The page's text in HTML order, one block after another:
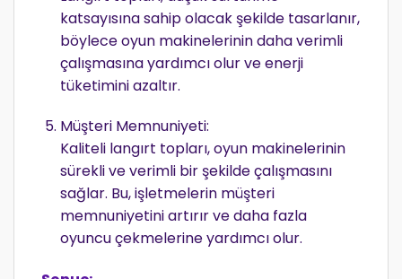
katsayısına sahip olacak şekilde tasarlanır,
böylece oyun makinelerinin daha verimli
çalışmasına yardımcı olur ve enerji
tüketimini azaltır.
Müşteri Memnuniyeti:
Kaliteli langırt topları, oyun makinelerinin
sürekli ve verimli bir şekilde çalışmasını
sağlar. Bu, işletmelerin müşteri
memnuniyetini artırır ve daha fazla
oyuncu çekmelerine yardımcı olur.